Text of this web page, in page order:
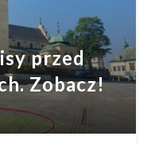
przed
Zobacz!